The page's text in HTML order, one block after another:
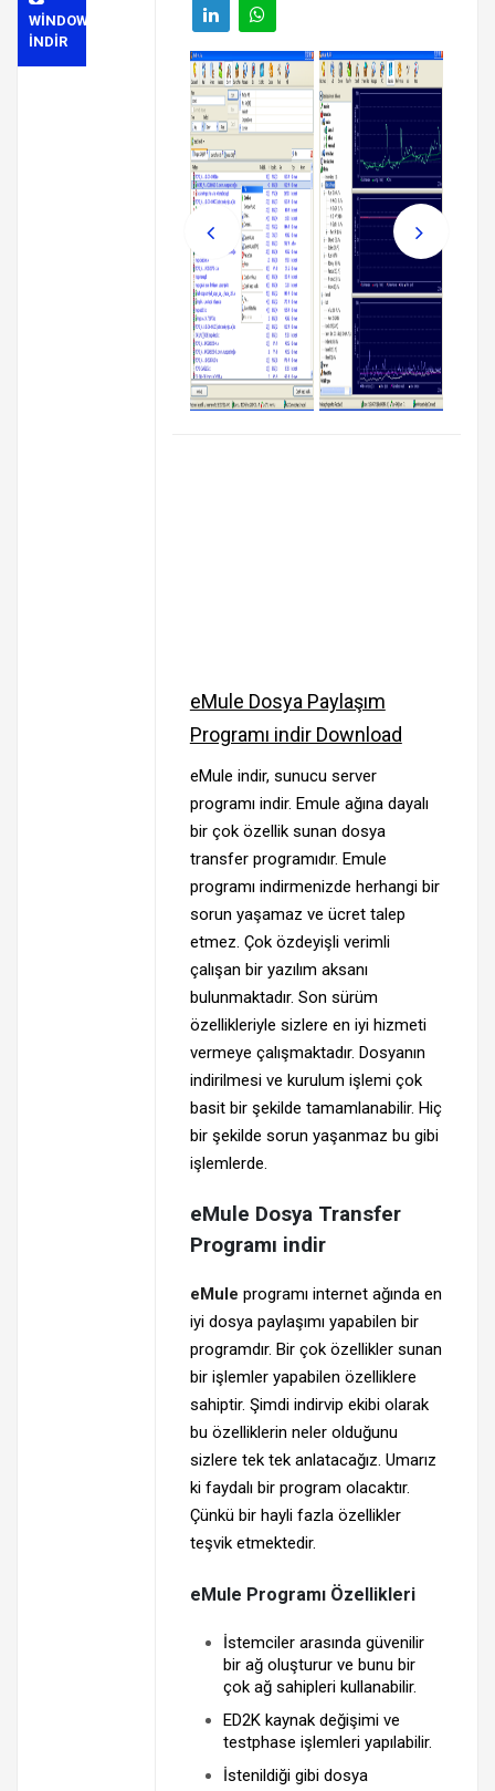
WINDOWS
INDIR
eMule Dosya Paylaşım
Programı indir Download
eMule indir, sunucu server
programı indir. Emule ağına dayalı
bir çok özellik sunan dosya
transfer programıdır. Emule
programı indirmenizde herhangi bir
sorun yaşamaz ve ücret talep
etmez. Çok özdeyişli verimli
çalışan bir yazılım aksanı
bulunmaktadır. Son sürüm
özellikleriyle sizlere en iyi hizmeti
vermeye çalışmaktadır. Dosyanın
indirilmesi ve kurulum işlemi çok
basit bir şekilde tamamlanabilir. Hiç
bir şekilde sorun yaşanmaz bu gibi
işlemlerde.
eMule Dosya Transfer
Programı indir
eMule programı internet ağında en
iyi dosya paylaşımı yapabilen bir
programdır. Bir çok özellikler sunan
bir işlemler yapabilen özelliklere
sahiptir. Şimdi indirvip ekibi olarak
bu özelliklerin neler olduğunu
sizlere tek tek anlatacağız. Umarız
ki faydalı bir program olacaktır.
Çünkü bir hayli fazla özellikler
teşvik etmektedir.
eMule Programı Özellikleri
İstemciler arasında güvenilir
bir ağ oluşturur ve bunu bir
çok ağ sahipleri kullanabilir.
ED2K kaynak değişimi ve
testphase işlemleri yapılabilir.
İstenildiği gibi dosya